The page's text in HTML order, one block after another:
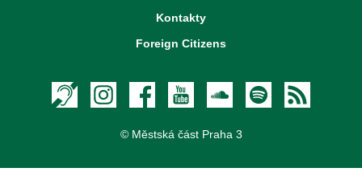
Kontakty
Foreign Citizens
Textový hovor s přepisem
InstagramFacebookYoutube Soundcloud
SpotifyRSS
© Městská část Praha 3